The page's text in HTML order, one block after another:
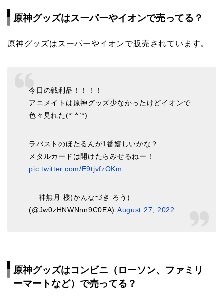
原神グッズはスーパーやイオンで売ってる？
原神グッズはスーパーやイオンで販売されています。
今日の戦利品！！！！
アニメイトは原神グッズ少なかったけどイオンで
色々見れた(*´꒳`*)
ラバストのほたるんが1番嬉しいかな？
メタルカードは開けたらみせるねー！
pic.twitter.com/E9tjvfzOKm
— 神無月 楼(かんなづき ろう)
(@Jw0zHNWNnn9C0EA) August 27, 2022
原神グッズはコンビニ（ローソン、ファミリ
ーマートなど）で売ってる？